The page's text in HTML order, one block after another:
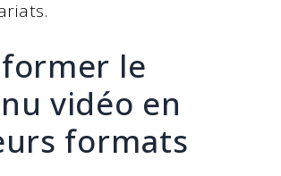
le
vidéo en
formats